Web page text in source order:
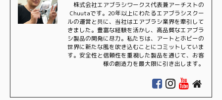
株式会社エアブラシワークス代表兼アーチストの
Chuutaです。20年以上にわたるエアブラシスクー
ルの運営と共に、当社はエアブラシ業界を牽引して
きました。豊富な経験を活かし、高品質なエアブラ
シ製品の開発に尽力。私たちは、アートとホビーの
世界に新たな風を吹き込むことにコミットしていま
す。安全性と信頼性を重視した製品を通じて、お客
様の創造力を最大限に引き出します。